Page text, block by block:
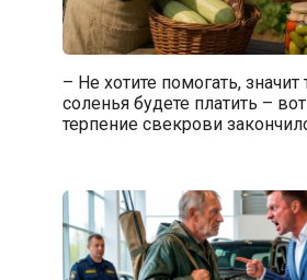
– Не хотите помогать, значит
соленья будете платить –
терпение свекрови